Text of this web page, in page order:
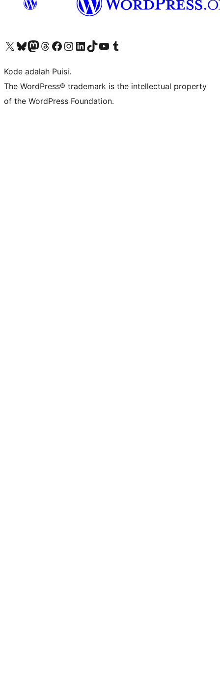
Kunjungi akun X (sebelumnya Twitter) kamiVisit our Bluesky account
Kunjungi akun Mastodon kami
Visit our Threads account
Kunjungi halaman Facebook kamiKunjungi akun Instagram kamiKunjungi akun LinkedIn kami
Visit our TikTok account
Kunjungi channel YouTube kamiVisit our Tumblr account
Kode adalah Puisi.
The WordPress® trademark is the intellectual property
of the WordPress Foundation.